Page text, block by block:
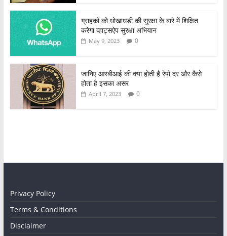
ग्राहकों को धोखाधड़ी की सुरक्षा के बारे में शिक्षित
करेगा व्हाट्सऐप सुरक्षा अभियान
May 9, 2023 0
जानिए आरबीआई की क्या होती है रेपो दर और कैसे
होता है इसका असर
April 7, 2023 0
Privacy Policy
Terms & Conditions
Disclaimer